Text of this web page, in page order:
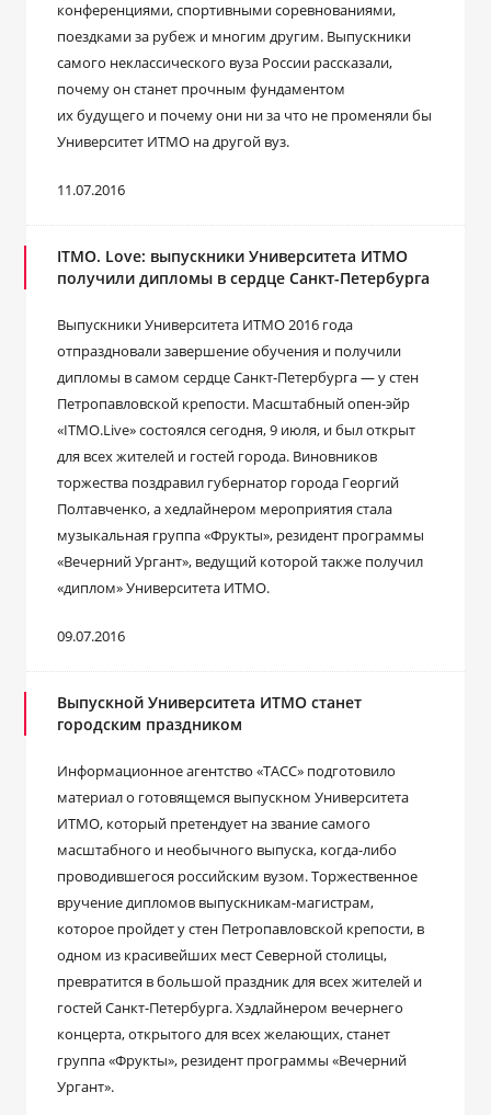
конференциями, спортивными соревнованиями,
поездками за рубеж и многим другим. Выпускники
самого неклассического вуза России рассказали,
почему он станет прочным фундаментом
их будущего и почему они ни за что не променяли бы
Университет ИТМО на другой вуз.
11.07.2016
ITMO. Love: выпускники Университета ИТМО
получили дипломы в сердце Санкт-Петербурга
Выпускники Университета ИТМО 2016 года
отпраздновали завершение обучения и получили
дипломы в самом сердце Санкт-Петербурга — у стен
Петропавловской крепости. Масштабный опен-эйр
«ITMO.Live» состоялся сегодня, 9 июля, и был открыт
для всех жителей и гостей города. Виновников
торжества поздравил губернатор города Георгий
Полтавченко, а хедлайнером мероприятия стала
музыкальная группа «Фрукты», резидент программы
«Вечерний Ургант», ведущий которой также получил
«диплом» Университета ИТМО.
09.07.2016
Выпускной Университета ИТМО станет
городским праздником
Информационное агентство «ТАСС» подготовило
материал о готовящемся выпускном Университета
ИТМО, который претендует на звание самого
масштабного и необычного выпуска, когда-либо
проводившегося российским вузом. Торжественное
вручение дипломов выпускникам-магистрам,
которое пройдет у стен Петропавловской крепости, в
одном из красивейших мест Северной столицы,
превратится в большой праздник для всех жителей и
гостей Санкт-Петербурга. Хэдлайнером вечернего
концерта, открытого для всех желающих, станет
группа «Фрукты», резидент программы «Вечерний
Ургант».